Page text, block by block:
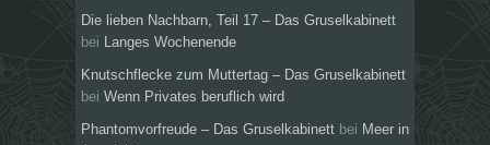
Die lieben Nachbarn, Teil 17 – Das Gruselkabinett
bei
Langes Wochenende
Knutschflecke zum Muttertag – Das Gruselkabinett
bei Wenn Privates beruflich wird
Phantomvorfreude – Das Gruselkabinett bei Meer in